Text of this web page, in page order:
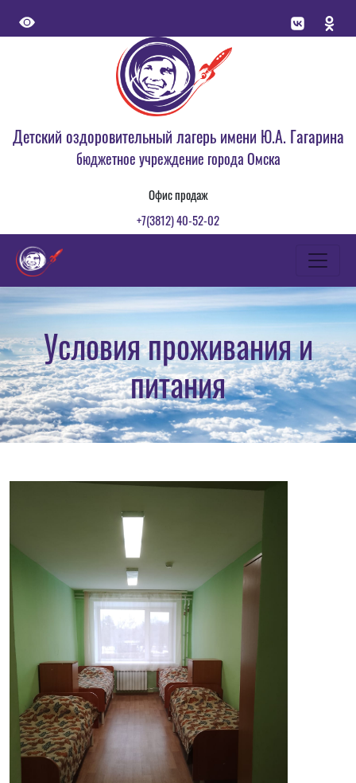
Детский оздоровительный лагерь имени Ю.А. Гагарина
бюджетное учреждение города Омска
Офис продаж
+7(3812) 40-52-02
Условия проживания и
питания